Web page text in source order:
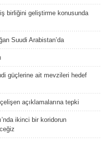
birliğini geliştirme konusunda
Suudi Arabistan’da
güçlerine ait mevzileri hedef
açıklamalarına tepki
ikinci bir koridorun